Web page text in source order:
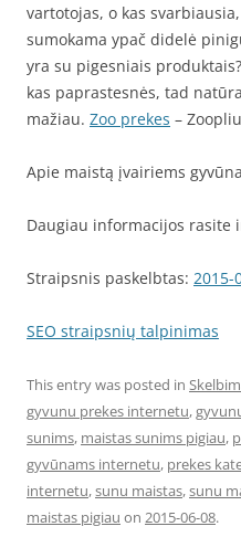
vartotojas, o kas
sumokama ypač didelė
yra su pigesniais
kas paprastesnės, tad
mažiau. Zoo prekes –
Apie maistą įvairiems
Daugiau informacijos rasite
Straipsnis paskelbtas: 2015-
SEO straipsnių talpinimas
This entry was posted in
gyvunu prekes internetu,
sunims, maistas sunims pigiau,
gyvūnams internetu, prekes
internetu,sunu maistas,sunu
maistas pigiau on 2015-06-08.